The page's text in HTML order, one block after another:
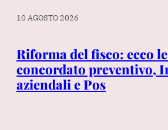
10 AGOSTO 2026
Riforma del fisco: ecco
concordato preventivo,
aziendali e Pos